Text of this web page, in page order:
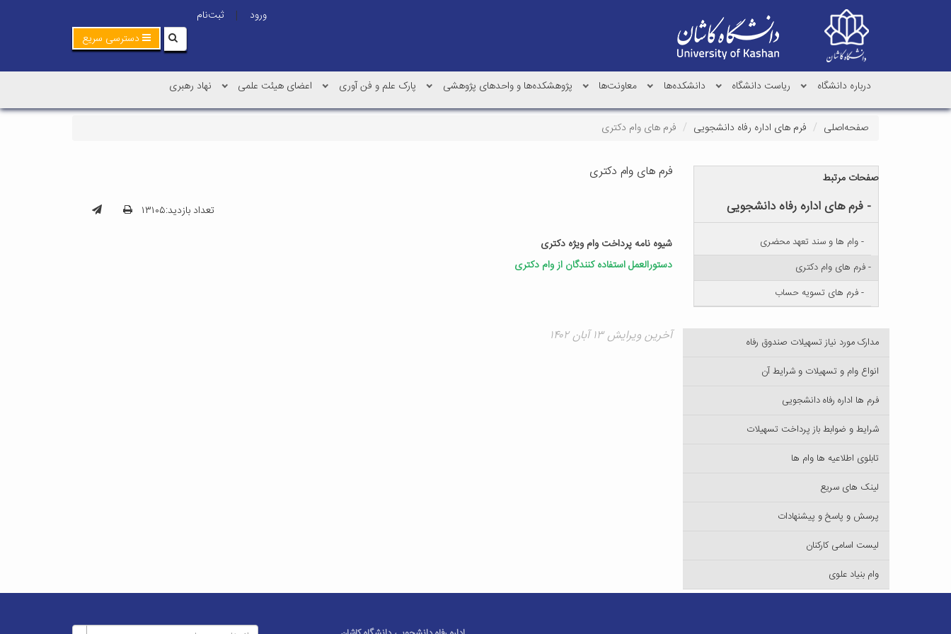
ورود |
ثبت‌نام
دسترسی سریع
درباره دانشگاه ریاست دانشگاه دانشکده‌ها معاونت‌ها پژوهشکده‌ها و واحدهای پژوهشی پارک علم و فن آوری اعضای هیئت علمی نهاد رهبری
صفحه‌اصلی فرم های اداره رفاه دانشجویی فرم های وام دکتری
فرم های وام دکتری
تعداد بازدید:۱۳۱۰۵
شیوه نامه پرداخت وام ویژه دکتری
دستورالعمل استفاده کنندگان از وام دکتری
آخرین ویرایش ۱۳ آبان ۱۴۰۲
صفحات مرتبط
- فرم های اداره رفاه دانشجویی
- وام ها و سند تعهد محضری
- فرم های وام دکتری
- فرم های تسویه حساب
مدارک مورد نیاز تسهیلات صندوق رفاه
انواع وام و تسهیلات و شرایط آن
فرم ها اداره رفاه دانشجویی
شرایط و ضوابط باز پرداخت تسهیلات
تابلوی اطلاعیه ها وام ها
لینک های سریع
پرسش و پاسخ و پیشنهادات
لیست اسامی کارکنان
وام بنیاد علوی